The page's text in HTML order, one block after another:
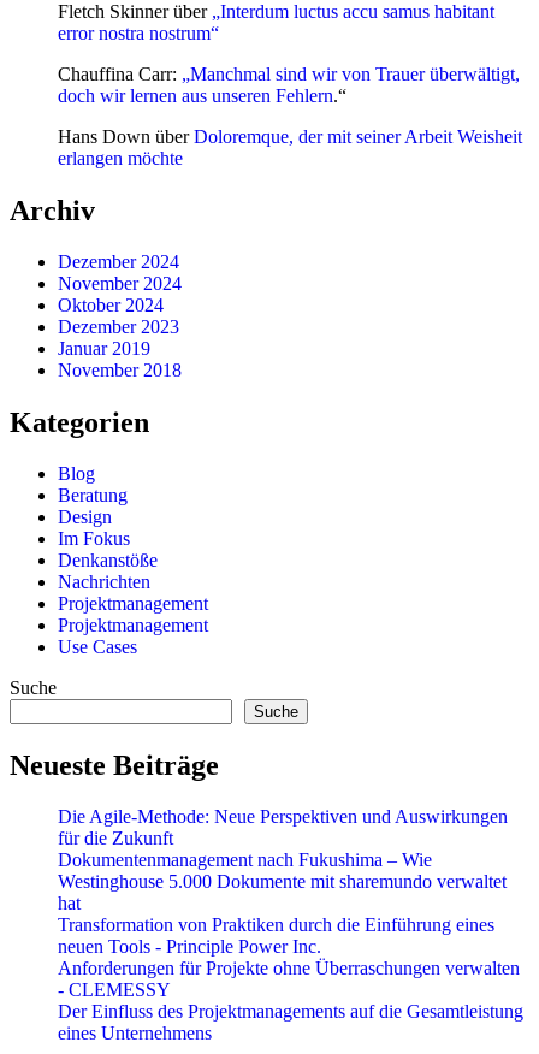
Fletch Skinnerüber „Interdum luctus accu samus habitant
error nostra nostrum“
Chauffina Carr: „Manchmal sind wir von Trauer überwältigt,
doch wir lernen aus unseren Fehlern.“
Hans Down überDoloremque, der mit seiner Arbeit Weisheit
erlangen möchte
Archiv
Dezember 2024
November 2024
Oktober 2024
Dezember 2023
Januar 2019
November 2018
Kategorien
Blog
Beratung
Design
Im Fokus
Denkanstöße
Nachrichten
Projektmanagement
Projektmanagement
Use Cases
Suche
Suche
Neueste Beiträge
Die Agile-Methode: Neue Perspektiven und Auswirkungen
für die Zukunft
Dokumentenmanagement nach Fukushima – Wie
Westinghouse 5.000 Dokumente mit sharemundo verwaltet
hat
Transformation von Praktiken durch die Einführung eines
neuen Tools - Principle Power Inc.
Anforderungen für Projekte ohne Überraschungen verwalten
- CLEMESSY
Der Einfluss des Projektmanagements auf die Gesamtleistung
eines Unternehmens